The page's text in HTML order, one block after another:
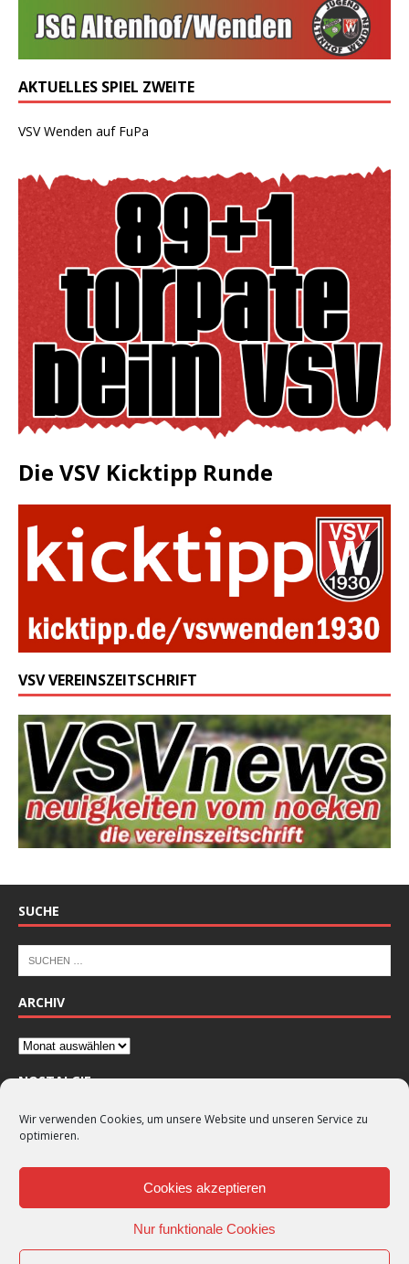
Wir verwenden Cookies, um unsere Website und unseren Service zu
optimieren.
Cookies akzeptieren
Nur funktionale Cookies
AKTUELLES SPIEL ZWEITE
VSV Wenden auf FuPa
Die VSV Kicktipp Runde
VSV VEREINSZEITSCHRIFT
SUCHE
ARCHIV
NOSTALGIE